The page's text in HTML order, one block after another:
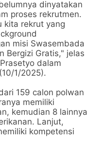
dinyatakan
proses rekrutmen.
kita rekrut yang
misi Swasembada
Bergizi Gratis," jelas
dalam
1/2025).
159 calon polwan
memiliki
kemudian 8 lainnya
Lanjut,
kompetensi